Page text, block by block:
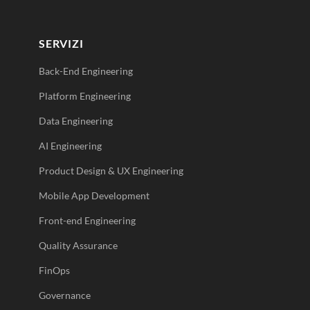
SERVIZI
Back-End Engineering
Platform Engineering
Data Engineering
AI Engineering
Product Design & UX Engineering
Mobile App Development
Front-end Engineering
Quality Assurance
FinOps
Governance